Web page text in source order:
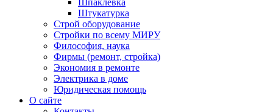
Шпаклевка
Штукатурка
Строй оборудование
Стройки по всему МИРУ
Философия, наука
Фирмы (ремонт, стройка)
Экономия в ремонте
Электрика в доме
Юридическая помощь
О сайте